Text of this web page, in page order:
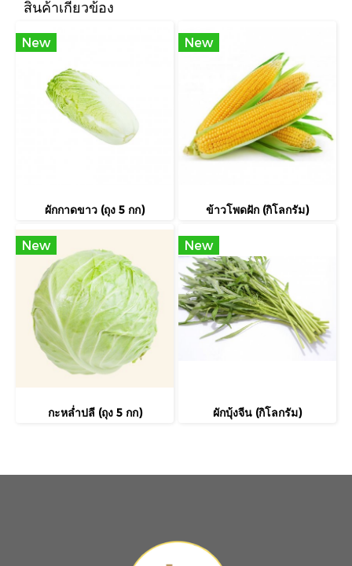
สินค้าเกี่ยวข้อง
New
ผักกาดขาว (ถุง 5 กก)
New
ข้าวโพดฝัก (กิโลกรัม)
New
กะหล่ำปลี (ถุง 5 กก)
New
ผักบุ้งจีน (กิโลกรัม)